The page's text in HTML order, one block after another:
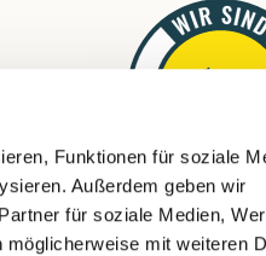
Funktionen für soziale
Außerdem geben wir
für soziale Medien,
mit weiteren